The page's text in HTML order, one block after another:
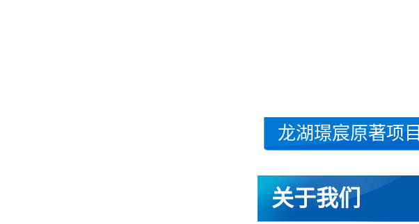
龙湖璟宸原著项目
关于我们